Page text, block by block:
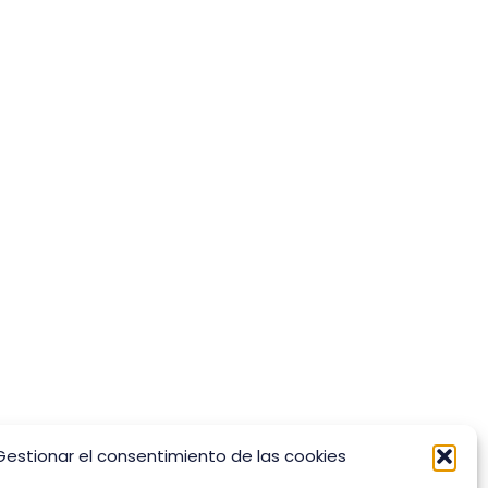
el consentimiento de las cookies